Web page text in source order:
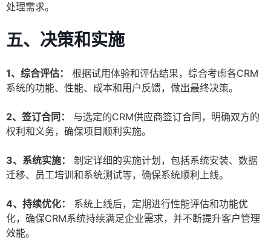
处理需求。
五、决策和实施
1、综合评估：
根据试用体验和评估结果，综合考虑各CRM
系统的功能、性能、成本和用户反馈，做出最终决策。
2、签订合同：
与选定的CRM供应商签订合同，明确双方的
权利和义务，确保项目顺利实施。
3、系统实施：
制定详细的实施计划，包括系统安装、数据
迁移、员工培训和系统测试等，确保系统顺利上线。
4、持续优化：
系统上线后，定期进行性能评估和功能优
化，确保CRM系统持续满足企业需求，并不断提升客户管理
效能。